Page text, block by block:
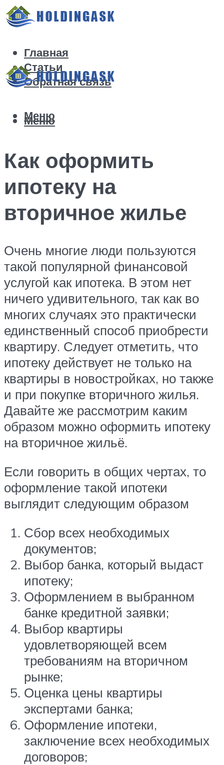
Главная
Статьи
Обратная связь
Меню
Меню
Как оформить
ипотеку на
вторичное жилье
Очень многие люди пользуются
такой популярной финансовой
услугой как ипотека. В этом нет
ничего удивительного, так как во
многих случаях это практически
единственный способ приобрести
квартиру. Следует отметить, что
ипотеку действует не только на
квартиры в новостройках, но также
и при покупке вторичного жилья.
Давайте же рассмотрим каким
образом можно оформить ипотеку
на вторичное жильё.
Если говорить в общих чертах, то
оформление такой ипотеки
выглядит следующим образом
Сбор всех необходимых
документов;
Выбор банка, который выдаст
ипотеку;
Оформлением в выбранном
банке кредитной заявки;
Выбор квартиры
удовлетворяющей всем
требованиям на вторичном
рынке;
Оценка цены квартиры
экспертами банка;
Оформление ипотеки,
заключение всех необходимых
договоров;